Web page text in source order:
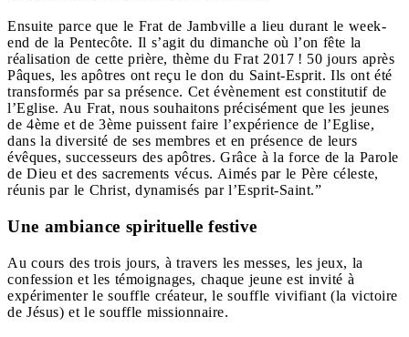
Ensuite parce que le Frat de Jambville a lieu durant le week-
end de la Pentecôte. Il s’agit du dimanche où l’on fête la
réalisation de cette prière, thème du Frat 2017 ! 50 jours après
Pâques, les apôtres ont reçu le don du Saint-Esprit. Ils ont été
transformés par sa présence. Cet évènement est constitutif de
l’Eglise. Au Frat, nous souhaitons précisément que les jeunes
de 4ème et de 3ème puissent faire l’expérience de l’Eglise,
dans la diversité de ses membres et en présence de leurs
évêques, successeurs des apôtres. Grâce à la force de la Parole
de Dieu et des sacrements vécus. Aimés par le Père céleste,
réunis par le Christ, dynamisés par l’Esprit-Saint.”
Une ambiance spirituelle festive
Au cours des trois jours, à travers les messes, les jeux, la
confession et les témoignages, chaque jeune est invité à
expérimenter le souffle créateur, le souffle vivifiant (la victoire
de Jésus) et le souffle missionnaire.